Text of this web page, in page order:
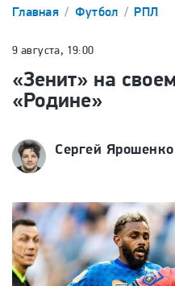
Главная Футбол РПЛ
9 августа, 19:00
«Зенит» на
«Родине»
Сергей Ярошенко